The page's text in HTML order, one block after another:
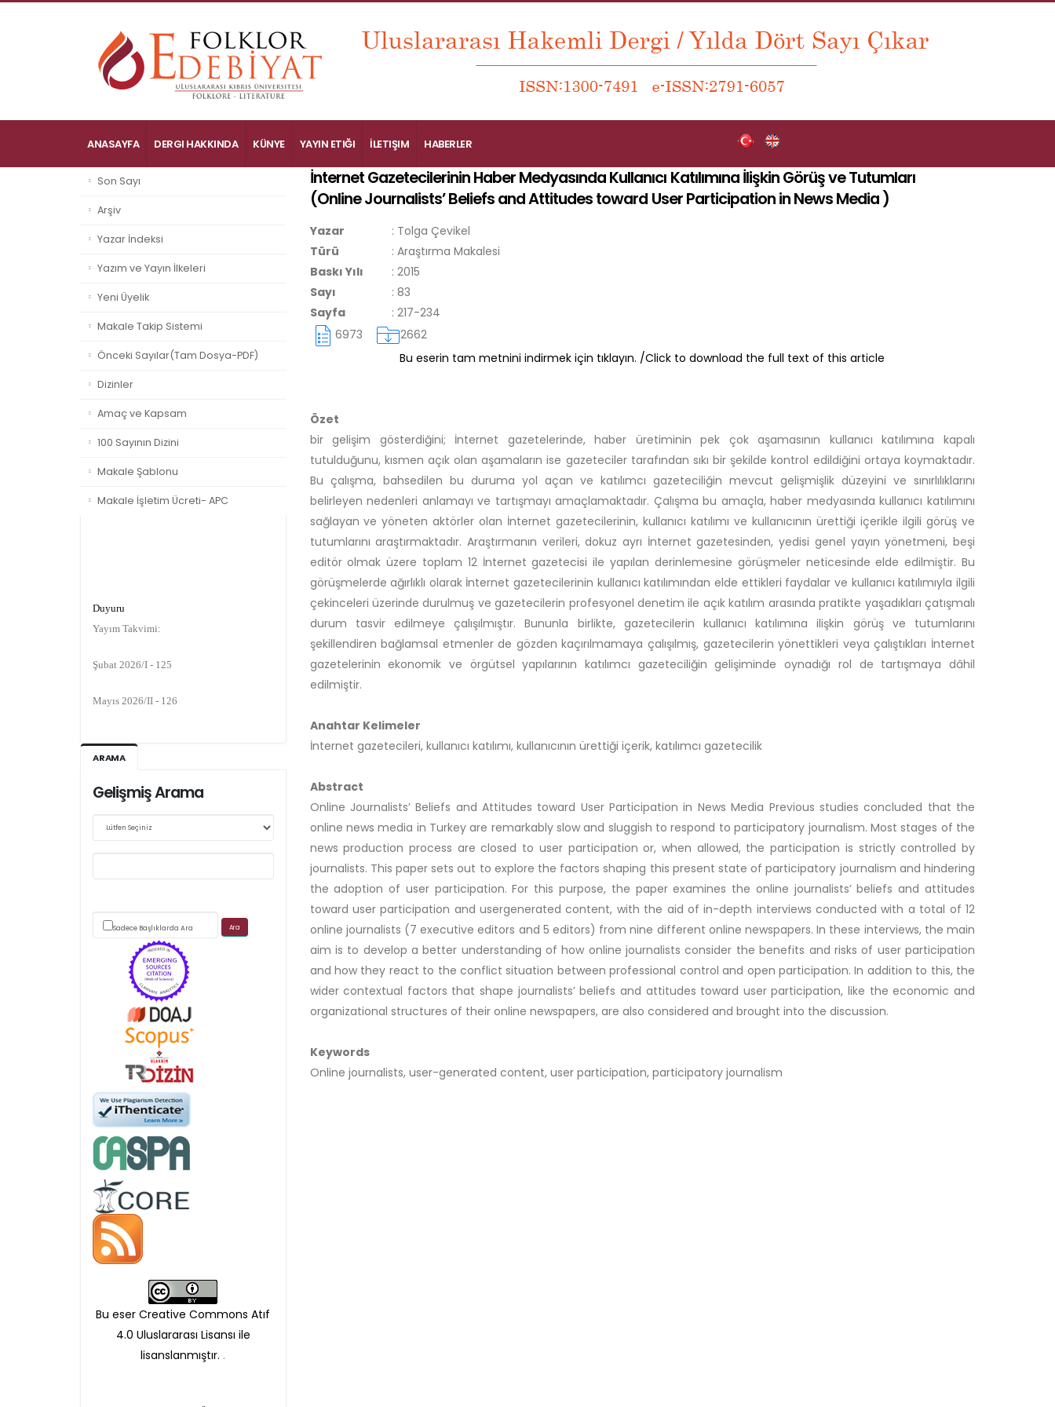
ANASAYFA DERGI HAKKINDA KÜNYE YAYIN ETIĞI İLETIŞIM HABERLER
Son Sayı
Arşiv
Yazar İndeksi
Yazım ve Yayın İlkeleri
Yeni Üyelik
Makale Takip Sistemi
Önceki Sayılar(Tam Dosya-PDF)
Dizinler
Amaç ve Kapsam
100 Sayının Dizini
Makale Şablonu
Makale İşletim Ücreti- APC
Yayım Takvimi:
Kasım 2026/IV - 128
Web sitemizde yapılan güncellemeler nedeniyle
üzerinden yürütülmektedir.
Scimago's grade
Öndenetimden geçen
makaleler için, 100 Avro
Makale İşletim Ücreti (APC)
alınmaktadır.
Hakem sürecine alınacak
makaleler için yazarlara
APC ödeme bilgi mesajı
iletilmektedir.
ARAMA
Gelişmiş Arama
Sadece Başlıklarda Ara
Bu eser Creative Commons Atıf
4.0 Uluslararası Lisansı ile
lisanslanmıştır. .
İnternet Gazetecilerinin Haber Medyasında Kullanıcı Katılımına İlişkin Görüş ve Tutumları
(Online Journalists’ Beliefs and Attitudes toward User Participation in News Media)
Yazar : Tolga Çevikel
Türü
: Araştırma Makalesi
Baskı Yılı
: 2015
Sayı
: 83
Sayfa
: 217-234
6973
2662
Bu eserin tam metnini indirmek için tıklayın. /Click to download the full text of this article
Özet
bir gelişim gösterdiğini; İnternet gazetelerinde, haber üretiminin pek çok aşamasının kullanıcı katılımına kapalı
tutulduğunu, kısmen açık olan aşamaların ise gazeteciler tarafından sıkı bir şekilde kontrol edildiğini ortaya koymaktadır.
Bu çalışma, bahsedilen bu duruma yol açan ve katılımcı gazeteciliğin mevcut gelişmişlik düzeyini ve sınırlılıklarını
belirleyen nedenleri anlamayı ve tartışmayı amaçlamaktadır. Çalışma bu amaçla, haber medyasında kullanıcı katılımını
sağlayan ve yöneten aktörler olan İnternet gazetecilerinin, kullanıcı katılımı ve kullanıcının ürettiği içerikle ilgili görüş ve
tutumlarını araştırmaktadır. Araştırmanın verileri, dokuz ayrı İnternet gazetesinden, yedisi genel yayın yönetmeni, beşi
editör olmak üzere toplam 12 İnternet gazetecisi ile yapılan derinlemesine görüşmeler neticesinde elde edilmiştir. Bu
görüşmelerde ağırlıklı olarak İnternet gazetecilerinin kullanıcı katılımından elde ettikleri faydalar ve kullanıcı katılımıyla ilgili
çekinceleri üzerinde durulmuş ve gazetecilerin profesyonel denetim ile açık katılım arasında pratikte yaşadıkları çatışmalı
durum tasvir edilmeye çalışılmıştır. Bununla birlikte, gazetecilerin kullanıcı katılımına ilişkin görüş ve tutumlarını
şekillendiren bağlamsal etmenler de gözden kaçırılmamaya çalışılmış, gazetecilerin yönettikleri veya çalıştıkları İnternet
gazetelerinin ekonomik ve örgütsel yapılarının katılımcı gazeteciliğin gelişiminde oynadığı rol de tartışmaya dâhil
edilmiştir.
Anahtar Kelimeler
İnternet gazetecileri, kullanıcı katılımı, kullanıcının ürettiği içerik, katılımcı gazetecilik
Abstract
Online Journalists’ Beliefs and Attitudes toward User Participation in News Media Previous studies concluded that the
online news media in Turkey are remarkably slow and sluggish to respond to participatory journalism. Most stages of the
news production process are closed to user participation or, when allowed, the participation is strictly controlled by
journalists. This paper sets out to explore the factors shaping this present state of participatory journalism and hindering
the adoption of user participation. For this purpose, the paper examines the online journalists’ beliefs and attitudes
toward user participation and usergenerated content, with the aid of in-depth interviews conducted with a total of 12
online journalists (7 executive editors and 5 editors) from nine different online newspapers. In these interviews, the main
aim is to develop a better understanding of how online journalists consider the benefits and risks of user participation
and how they react to the conflict situation between professional control and open participation. In addition to this, the
wider contextual factors that shape journalists’ beliefs and attitudes toward user participation, like the economic and
organizational structures of their online newspapers, are also considered and brought into the discussion.
Keywords
Online journalists, user-generated content, user participation, participatory journalism